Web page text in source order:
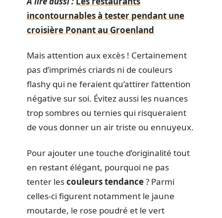
incontournables à tester pendant une
croisière Ponant au Groenland
Mais attention aux excès ! Certainement
pas d’imprimés criards ni de couleurs
flashy qui ne feraient qu’attirer l’attention
négative sur soi. Évitez aussi les nuances
trop sombres ou ternies qui risqueraient
de vous donner un air triste ou ennuyeux.
Pour ajouter une touche d’originalité tout
en restant élégant, pourquoi ne pas
tenter lescouleurs tendance? Parmi
celles-ci figurent notamment le jaune
moutarde, le rose poudré et le vert